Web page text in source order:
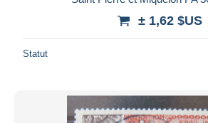
± 1,62 $US
Statut